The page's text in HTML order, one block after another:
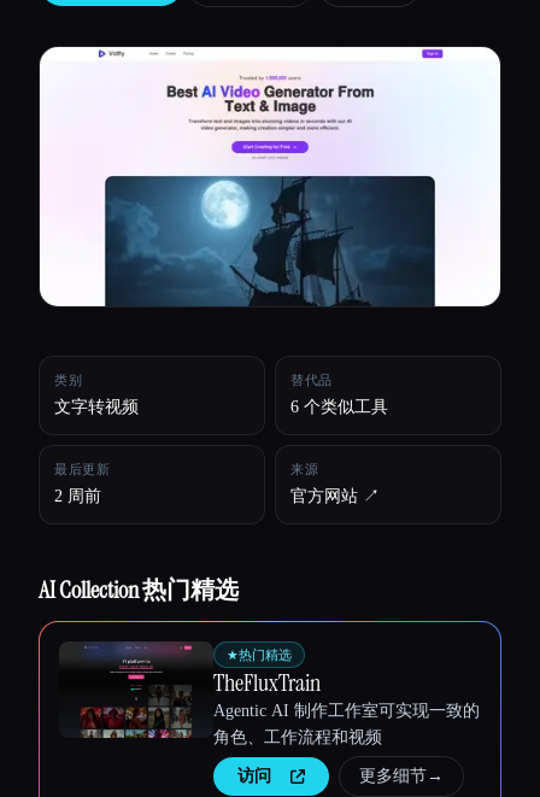
Esc
类别
文字转视频
替代品
6 个类似工具
最后更新
2 周前
来源
官方网站 ↗︎
AI Collection 热门精选
★热门精选
TheFluxTrain
Agentic AI 制作工作室可实现一致的
角色、工作流程和视频
访问 更多细节→